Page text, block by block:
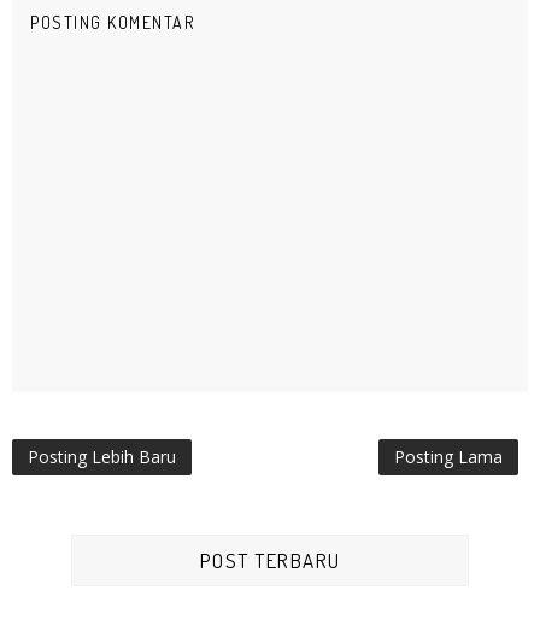
POSTING KOMENTAR
Posting Lebih Baru Posting Lama
POST TERBARU